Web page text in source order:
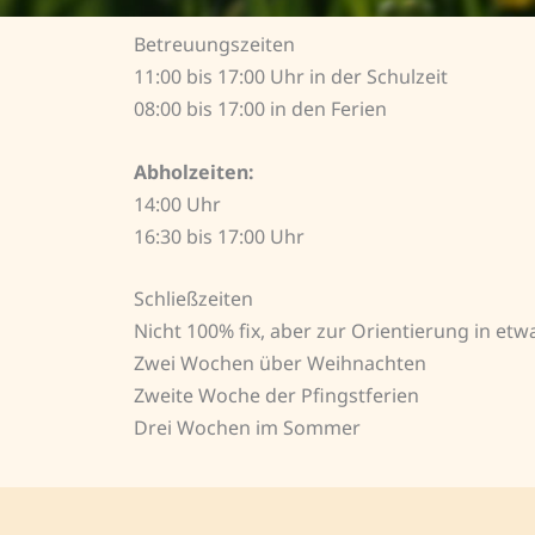
Betreuungszeiten
11:00 bis 17:00 Uhr in der Schulzeit
08:00 bis 17:00 in den Ferien
Abholzeiten:
14:00 Uhr
16:30 bis 17:00 Uhr
Schließzeiten
Nicht 100% fix, aber zur Orientierung in
Zwei Wochen über Weihnachten
Zweite Woche der Pfingstferien
Drei Wochen im Sommer